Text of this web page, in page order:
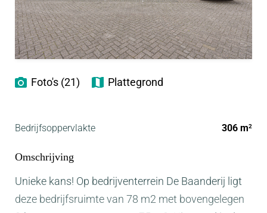
Foto's (21) Plattegrond
Bedrijfsoppervlakte 306 m2
Omschrijving
Unieke kans! Op bedrijventerrein De Baanderij ligt
deze bedrijfsruimte van 78 m2 met bovengelegen